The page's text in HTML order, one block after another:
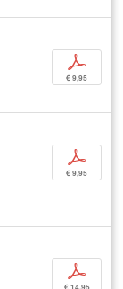
p
€ 9,95
p
€ 9,95
p